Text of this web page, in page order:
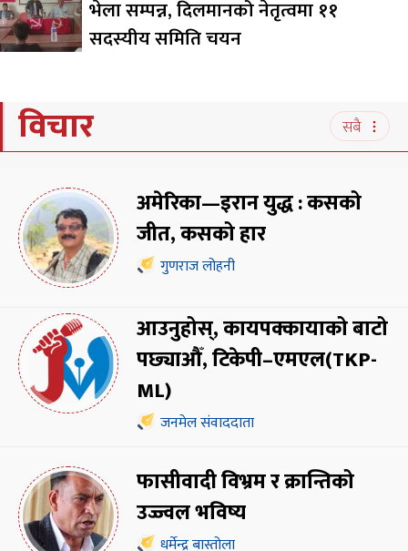
भेला सम्पन्न, दिलमानको नेतृत्वमा ११
सदस्यीय समिति चयन
विचार सबै
अमेरिका—इरान युद्ध : कसको
जीत, कसको हार
गुणराज लोहनी
आउनुहोस्, कायपक्कायाको बाटो
पछ्याऔँ, टिकेपी–एमएल(TKP-
ML)
जनमेल संवाददाता
फासीवादी विभ्रम र क्रान्तिको
उज्ज्वल भविष्य
धर्मेन्द्र बास्तोला